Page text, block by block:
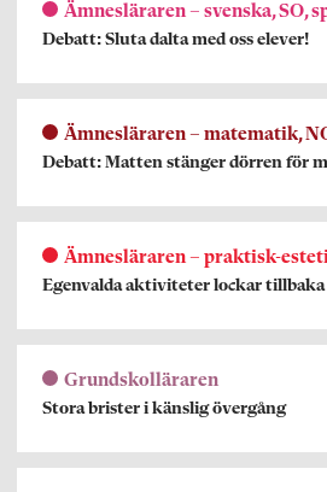
Ämnesläraren – svenska, SO,
Debatt: Sluta dalta med oss elever!
Ämnesläraren – matematik,
Debatt: Matten stänger dörren för
Ämnesläraren – praktisk-
Egenvalda aktiviteter lockar
Grundskolläraren
Stora brister i känslig övergång